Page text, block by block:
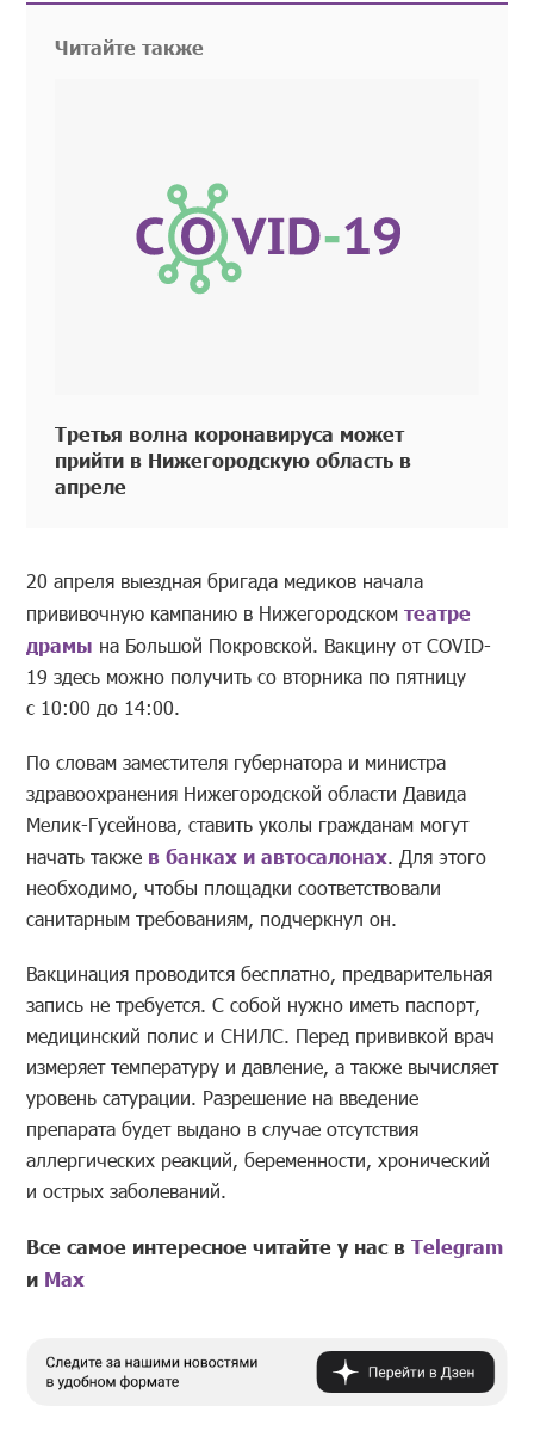
Читайте также
Третья волна коронавируса может
прийти в Нижегородскую область в
апреле
20 апреля выездная бригада медиков начала
прививочную кампанию в Нижегородскомтеатре
драмы на Большой Покровской. Вакцину от COVID-
19 здесь можно получить со вторника по пятницу
с 10:00 до 14:00.
По словам заместителя губернатора и министра
здравоохранения Нижегородской области Давида
Мелик-Гусейнова, ставить уколы гражданам могут
начать также в банках и автосалонах. Для этого
необходимо, чтобы площадки соответствовали
санитарным требованиям, подчеркнул он.
Вакцинация проводится бесплатно, предварительная
запись не требуется. С собой нужно иметь паспорт,
медицинский полис и СНИЛС. Перед прививкой врач
измеряет температуру и давление, а также вычисляет
уровень сатурации. Разрешение на введение
препарата будет выдано в случае отсутствия
аллергических реакций, беременности, хронический
и острых заболеваний.
Все самое интересное читайте у нас вTelegram
и Mах